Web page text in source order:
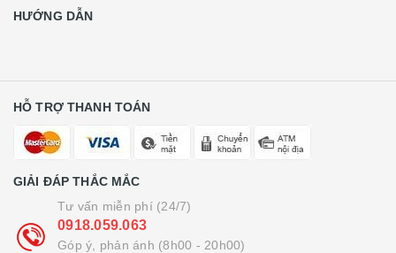
HƯỚNG DẪN
HỖ TRỢ THANH TOÁN
GIẢI ĐÁP THẮC MẮC
Tư vấn miễn phí (24/7)
0918.059.063
Góp ý, phản ánh (8h00 - 20h00)